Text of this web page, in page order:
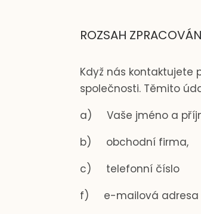
ROZSAH
Když nás kontaktujete
společnosti. Těmito
a)Vaše jméno a
b) obchodní firma,
c) telefonní číslo
f) e-mailová adresa